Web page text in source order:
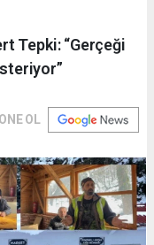
Tepki: “Gerçeği
OL